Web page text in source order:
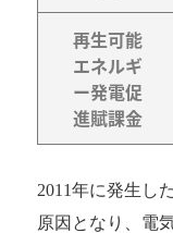
再生可能
エネルギ
ー発電促
進賦課金
2011年に発生し
原因となり、電